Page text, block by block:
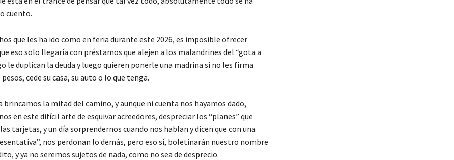
cuento.
que les ha ido como en feria durante este 2026, es imposible ofrecer
eso solo llegaría con préstamos que alejen a los malandrines del “gota a
le duplican la deuda y luego quieren ponerle una madrina si no les firma
cede su casa, su auto o lo que tenga.
brincamos la mitad del camino, y aunque ni cuenta nos hayamos dado,
en este difícil arte de esquivar acreedores, despreciar los “planes” que
tarjetas, y un día sorprendernos cuando nos hablan y dicen que con una
nos perdonan lo demás, pero eso sí, boletinarán nuestro nombre
y ya no seremos sujetos de nada, como no sea de desprecio.